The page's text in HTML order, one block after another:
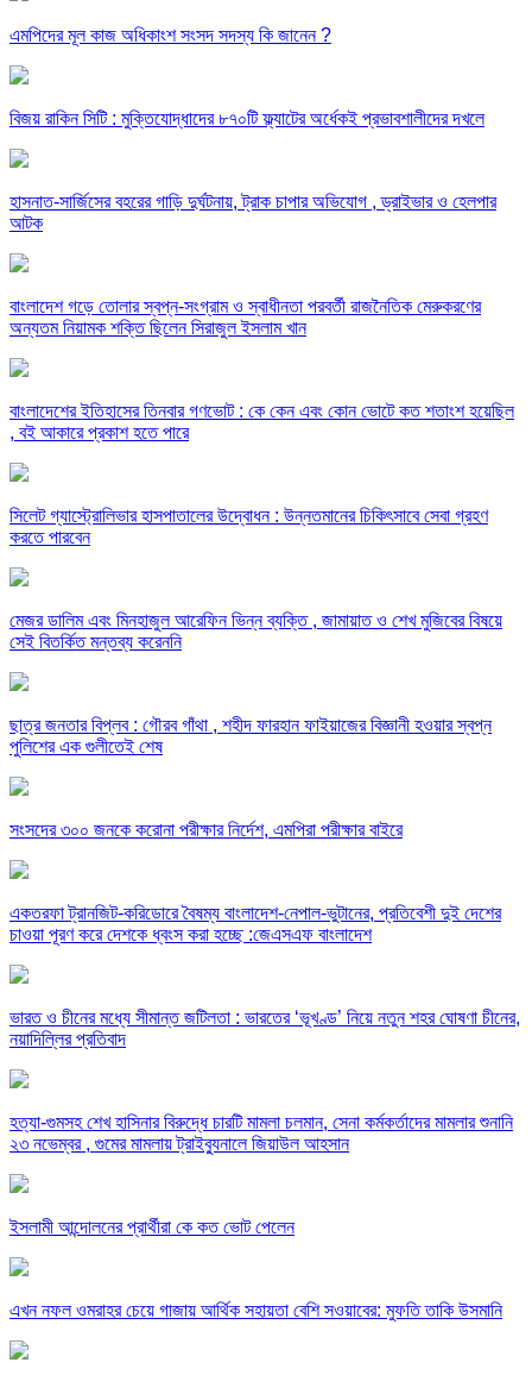
এমপিদের মূল কাজ অধিকাংশ সংসদ সদস্য কি জানেন ?
বিজয় রাকিন সিটি : মুক্তিযোদ্ধাদের ৮৭০টি ফ্ল্যাটের অর্ধেকই প্রভাবশালীদের দখলে
হাসনাত-সার্জিসের বহরের গাড়ি দুর্ঘটনায়, ট্রাক চাপার অভিযোগ , ড্রাইভার ও হেলপার
আটক
বাংলাদেশ গড়ে তোলার স্বপ্ন-সংগ্রাম ও স্বাধীনতা পরবর্তী রাজনৈতিক মেরুকরণের
অন্যতম নিয়ামক শক্তি ছিলেন সিরাজুল ইসলাম খান
বাংলাদেশের ইতিহাসের তিনবার গণভোট : কে কেন এবং কোন ভোটে কত শতাংশ হয়েছিল
, বই আকারে প্রকাশ হতে পারে
সিলেট গ্যাস্ট্রোলিভার হাসপাতালের উদ্বোধন : উন্নতমানের চিকিৎসাবে সেবা গ্রহণ
করতে পারবেন
মেজর ডালিম এবং মিনহাজুল আরেফিন ভিন্ন ব্যক্তি , জামায়াত ও শেখ মুজিবের বিষয়ে
সেই বিতর্কিত মন্তব্য করেননি
ছাত্র জনতার বিপ্লব : গৌরব গাঁথা , শহীদ ফারহান ফাইয়াজের বিজ্ঞানী হওয়ার স্বপ্ন
পুলিশের এক গুলীতেই শেষ
সংসদের ৩০০ জনকে করোনা পরীক্ষার নির্দেশ, এমপিরা পরীক্ষার বাইরে
একতরফা ট্রানজিট-করিডোরে বৈষম্য বাংলাদেশ-নেপাল-ভুটানের, প্রতিবেশী দুই দেশের
চাওয়া পূরণ করে দেশকে ধ্বংস করা হচ্ছে :জেএসএফ বাংলাদেশ
ভারত ও চীনের মধ্যে সীমান্ত জটিলতা : ভারতের ‘ভূখণ্ড’ নিয়ে নতুন শহর ঘোষণা চীনের,
নয়াদিল্লির প্রতিবাদ
হত্যা-গুমসহ শেখ হাসিনার বিরুদ্ধে চারটি মামলা চলমান, সেনা কর্মকর্তাদের মামলার শুনানি
২৩ নভেম্বর , গুমের মামলায় ট্রাইব্যুনালে জিয়াউল আহসান
ইসলামী আন্দোলনের প্রার্থীরা কে কত ভোট পেলেন
এখন নফল ওমরাহর চেয়ে গাজায় আর্থিক সহায়তা বেশি সওয়াবের: মুফতি তাকি উসমানি